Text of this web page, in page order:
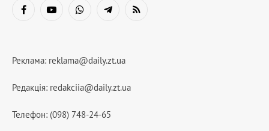
FacebookYouTubeWhatsAppTelegramRSS
Реклама: reklama@daily.zt.ua
Редакція: redakciia@daily.zt.ua
Телефон: (098) 748-24-65